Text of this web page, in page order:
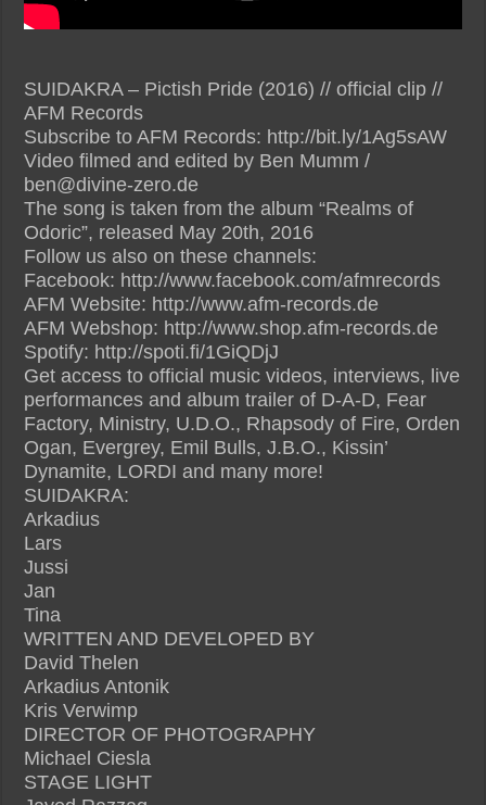
SUIDAKRA – Pictish Pride (2016) // official clip //
AFM Records
Subscribe to AFM Records: http://bit.ly/1Ag5sAW
Video filmed and edited by Ben Mumm /
ben@divine-zero.de
The song is taken from the album “Realms of
Odoric”, released May 20th, 2016
Follow us also on these channels:
Facebook: http://www.facebook.com/afmrecords
AFM Website: http://www.afm-records.de
AFM Webshop: http://www.shop.afm-records.de
Spotify: http://spoti.fi/1GiQDjJ
Get access to official music videos, interviews, live
performances and album trailer of D-A-D, Fear
Factory, Ministry, U.D.O., Rhapsody of Fire, Orden
Ogan, Evergrey, Emil Bulls, J.B.O., Kissin’
Dynamite, LORDI and many more!
SUIDAKRA:
Arkadius
Lars
Jussi
Jan
Tina
WRITTEN AND DEVELOPED BY
David Thelen
Arkadius Antonik
Kris Verwimp
DIRECTOR OF PHOTOGRAPHY
Michael Ciesla
STAGE LIGHT